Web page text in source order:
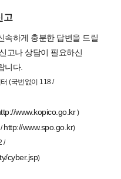
고
속하게 충분한 답변을 드릴
고나 상담이 필요하신
니다.
(국번없이 118 /
www.kopico.go.kr)
http://www.spo.go.kr)
/
cyber.jsp)